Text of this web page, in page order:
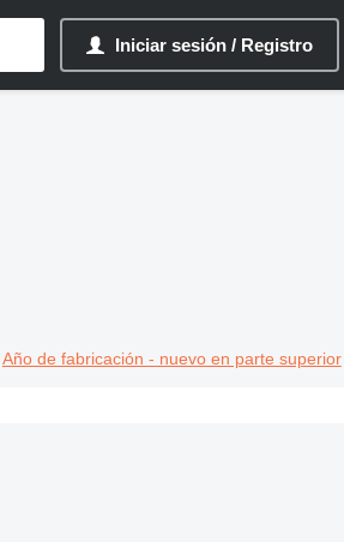
Iniciar sesión / Registro
Año de fabricación - nuevo en parte superior